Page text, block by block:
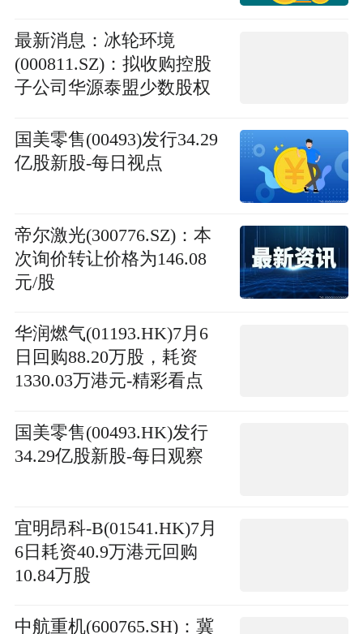
最新消息：冰轮环境
(000811.SZ)：拟收购控股
子公司华源泰盟少数股权
国美零售(00493)发行34.29
亿股新股-每日视点
帝尔激光(300776.SZ)：本
次询价转让价格为146.08
元/股
华润燃气(01193.HK)7月6
日回购88.20万股，耗资
1330.03万港元-精彩看点
国美零售(00493.HK)发行
34.29亿股新股-每日观察
宜明昂科-B(01541.HK)7月
6日耗资40.9万港元回购
10.84万股
中航重机(600765.SH)：冀